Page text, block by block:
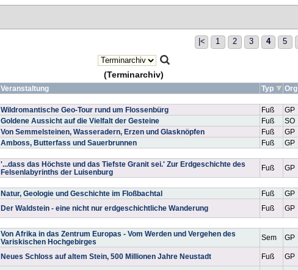
|< 1 2 3 4 5
(Terminarchiv)
Veranstaltung Typ Org
Wildromantische Geo-Tour rund um Flossenbürg Fuß GP
Goldene Aussicht auf die Vielfalt der Gesteine Fuß SO
Von Semmelsteinen, Wasseradern, Erzen und Glasknöpfen Fuß GP
Amboss, Butterfass und Sauerbrunnen Fuß GP
'...dass das Höchste und das Tiefste Granit sei.' Zur Erdgeschichte des
Felsenlabyrinths der Luisenburg
Fuß GP
Natur, Geologie und Geschichte im Floßbachtal Fuß GP
Der Waldstein - eine nicht nur erdgeschichtliche Wanderung Fuß GP
Von Afrika in das Zentrum Europas - Vom Werden und Vergehen des
Variskischen Hochgebirges
Sem GP
Neues Schloss auf altem Stein, 500 Millionen Jahre Neustadt Fuß GP